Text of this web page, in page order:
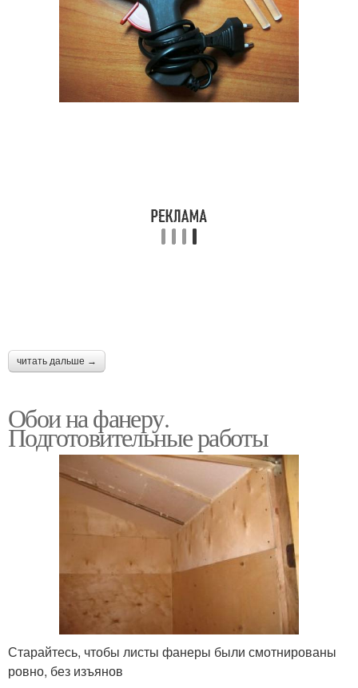
читать дальше →
Обои на фанеру.
Подготовительные работы
Старайтесь, чтобы листы фанеры были смотнированы
ровно, без изъянов